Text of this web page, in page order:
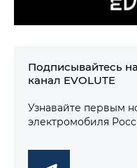
Подписывайтесь
канал EVOLUTE
Узнавайте первым
электромобиля